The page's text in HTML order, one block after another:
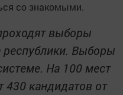
со знакомыми.
выборы
республики. Выборы
На 100 мест
430 кандидатов от